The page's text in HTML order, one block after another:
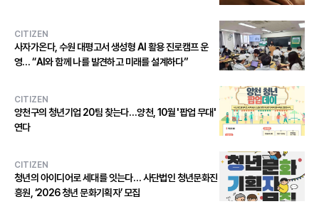
CITIZEN
사자가온다, 수원 대평고서 생성형 AI 활용 진로캠프 운
영… “AI와 함께 나를 발견하고 미래를 설계하다”
CITIZEN
양천구의 청년기업 20팀 찾는다…양천, 10월 '팝업 무대'
연다
CITIZEN
청년의 아이디어로 세대를 잇는다… 사단법인 청년문화진
흥원, ‘2026 청년 문화기획자’ 모집